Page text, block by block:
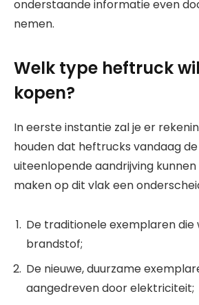
onderstaande informatie even
nemen.
Welk type heftruck
kopen?
In eerste instantie zal je er
houden dat heftrucks vandaag
uiteenlopende aandrijving
maken op dit vlak een
De traditionele exemplaren die
brandstof;
De nieuwe, duurzame
aangedreven door elektriciteit;